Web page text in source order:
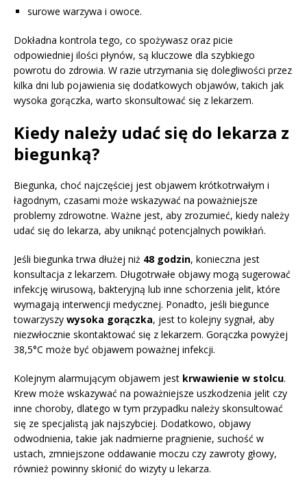
surowe warzywa i owoce.
Dokładna kontrola tego, co spożywasz oraz picie
odpowiedniej ilości płynów, są kluczowe dla szybkiego
powrotu do zdrowia. W razie utrzymania się dolegliwości przez
kilka dni lub pojawienia się dodatkowych objawów, takich jak
wysoka gorączka, warto skonsultować się z lekarzem.
Kiedy należy udać się do lekarza z
biegunką?
Biegunka, choć najczęściej jest objawem krótkotrwałym i
łagodnym, czasami może wskazywać na poważniejsze
problemy zdrowotne. Ważne jest, aby zrozumieć, kiedy należy
udać się do lekarza, aby uniknąć potencjalnych powikłań.
Jeśli biegunka trwa dłużej niż 48 godzin, konieczna jest
konsultacja z lekarzem. Długotrwałe objawy mogą sugerować
infekcję wirusową, bakteryjną lub inne schorzenia jelit, które
wymagają interwencji medycznej. Ponadto, jeśli biegunce
towarzyszy wysoka gorączka, jest to kolejny sygnał, aby
niezwłocznie skontaktować się z lekarzem. Gorączka powyżej
38,5°C może być objawem poważnej infekcji.
Kolejnym alarmującym objawem jest krwawienie w stolcu.
Krew może wskazywać na poważniejsze uszkodzenia jelit czy
inne choroby, dlatego w tym przypadku należy skonsultować
się ze specjalistą jak najszybciej. Dodatkowo, objawy
odwodnienia, takie jak nadmierne pragnienie, suchość w
ustach, zmniejszone oddawanie moczu czy zawroty głowy,
również powinny skłonić do wizyty u lekarza.